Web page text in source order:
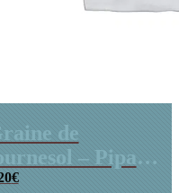
de
– Pipas
€